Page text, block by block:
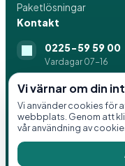
Vi värnar om din
Vi använder cookies för
webbplats. Genom att
vår användning av
Paketlösningar
Kontakt
0225-59 59 00
Vardagar 07-16
Idrottsvägen 8,